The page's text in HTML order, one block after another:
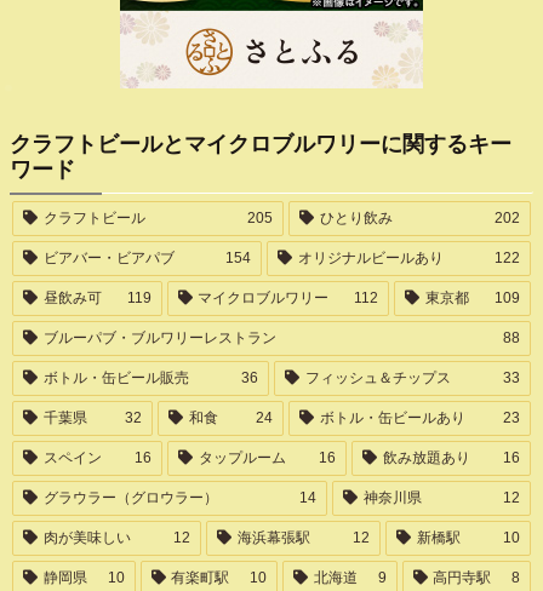
クラフトビールとマイクロブルワリーに関するキー
ワード
クラフトビール 205 ひとり飲み 202
ビアバー・ビアパブ 154 オリジナルビールあり 122
昼飲み可 119 マイクロブルワリー 112 東京都 109
ブルーパブ・ブルワリーレストラン 88
ボトル・缶ビール販売 36 フィッシュ＆チップス 33
千葉県 32 和食 24 ボトル・缶ビールあり 23
スペイン 16 タップルーム 16 飲み放題あり 16
グラウラー（グロウラー） 14 神奈川県 12
肉が美味しい 12 海浜幕張駅 12 新橋駅 10
静岡県 10 有楽町駅 10 北海道 9 高円寺駅 8